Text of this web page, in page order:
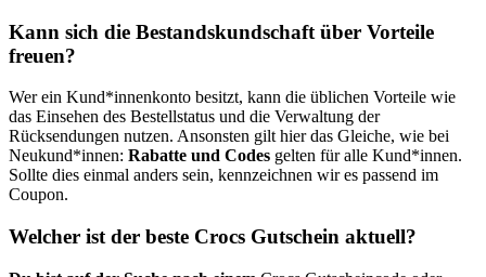
Kann sich die Bestandskundschaft über Vorteile
freuen?
Wer ein Kund*innenkonto besitzt, kann die üblichen Vorteile wie
das Einsehen des Bestellstatus und die Verwaltung der
Rücksendungen nutzen. Ansonsten gilt hier das Gleiche, wie bei
Neukund*innen: Rabatte und Codes gelten für alle Kund*innen.
Sollte dies einmal anders sein, kennzeichnen wir es passend im
Coupon.
Welcher ist der beste Crocs Gutschein aktuell?